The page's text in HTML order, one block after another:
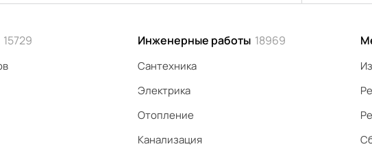
15729 Инженерные работы 18969
Сантехника
Электрика
Отопление
Канализация